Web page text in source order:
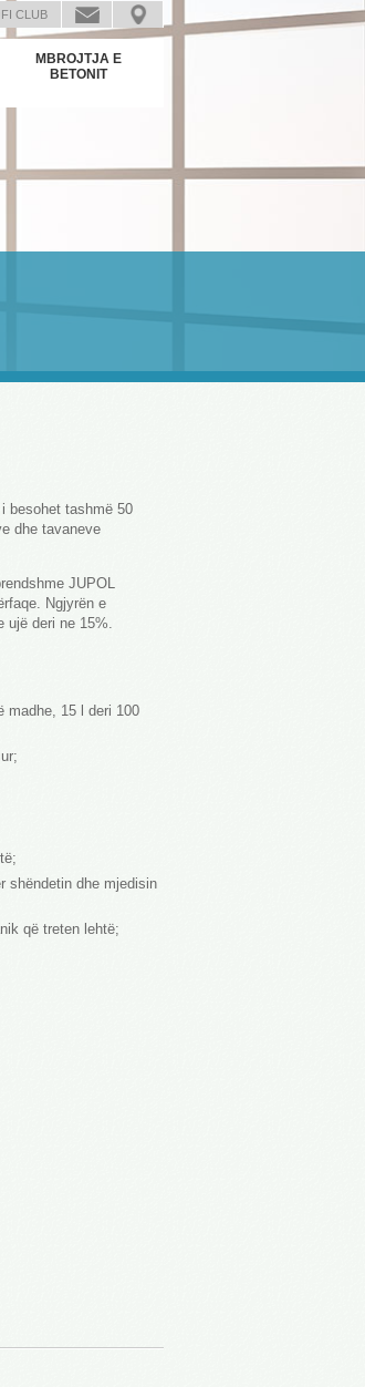
CLUB
MBROJTJA E
BETONIT
besohet tashmë 50
dhe tavaneve
JUPOL
Ngjyrën e
ujë deri ne 15%.
madhe, 15 l deri 100
shëndetin dhe mjedisin
që treten lehtë;